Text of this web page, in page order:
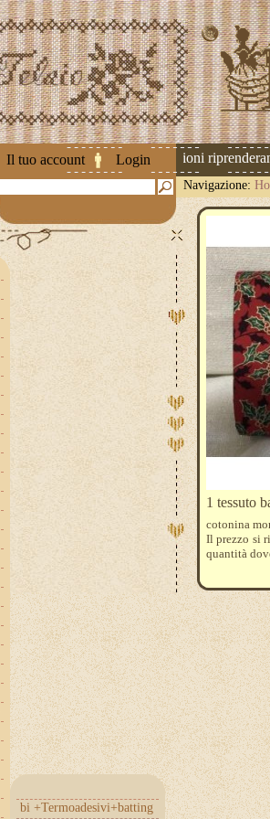
Il tuo account Login
Attenzione ! Le spedizioni
Navigazione:
bi +Termoadesivi+batting
1 tessuto
cotonina
Il prezzo si
quantità